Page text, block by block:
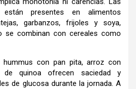
están presentes en alimentos
garbanzos, frijoles y soya,
se combinan con cereales como
hummus con pan pita, arroz con
de quinoa ofrecen saciedad y
de glucosa durante la jornada. A